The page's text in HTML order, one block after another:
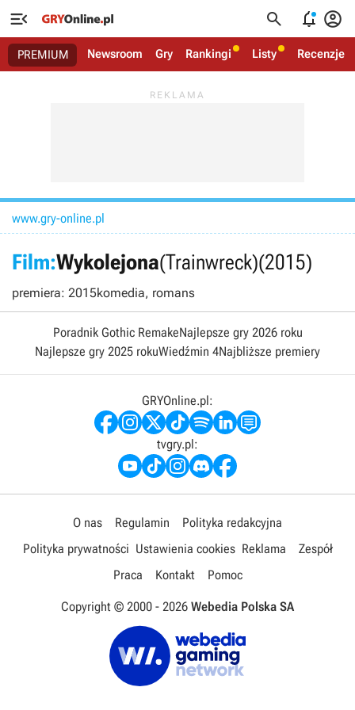
   
PREMIUM Newsroom Gry Rankingi Listy Recenzje
www.gry-online.pl
Film:Wykolejona(Trainwreck)(2015)
premiera: 2015komedia, romans
Poradnik Gothic RemakeNajlepsze gry 2026 roku
Najlepsze gry 2025 rokuWiedźmin 4Najbliższe premiery
GRYOnline.pl:
tvgry.pl:
O nas Regulamin
Polityka redakcyjna
Polityka prywatności Ustawienia cookies Reklama
Zespół
Praca
Kontakt Pomoc
Copyright © 2000 - 2026 Webedia Polska SA